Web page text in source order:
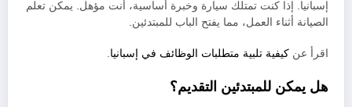
إسبانيا. إذا كنت تمتلك سيارة وخبرة أساسية، أنت مؤهل. يمكن تعلم
الصيانة أثناء العمل، مما يفتح الباب للمبتدئين.
اقرأ عن كيفية تلبية متطلبات الوظائف في إسبانيا.
هل يمكن للمبتدئين التقديم؟